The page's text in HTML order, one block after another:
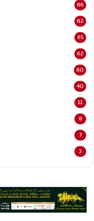
86
82
65
62
60
40
11
8
7
3